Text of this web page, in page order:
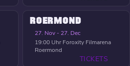
ROERMOND
27. Nov - 27. Dec
19:00 Uhr Foroxity Filmarena
Roermond
TICKETS